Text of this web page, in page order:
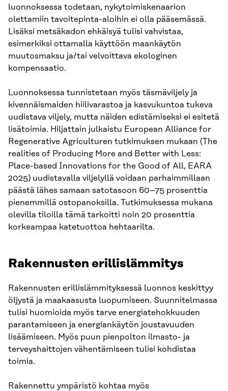
luonnoksessa todetaan, nykytoimiskenaarion
olettamiin tavoitepinta-aloihin ei olla pääsemässä.
Lisäksi metsäkadon ehkäisyä tulisi vahvistaa,
esimerkiksi ottamalla käyttöön maankäytön
muutosmaksu ja/tai velvoittava ekologinen
kompensaatio.
Luonnoksessa tunnistetaan myös täsmäviljely ja
kivennäismaiden hiilivarastoa ja kasvukuntoa tukeva
uudistava viljely, mutta näiden edistämiseksi ei esitetä
lisätoimia. Hiljattain julkaistu European Alliance for
Regenerative Agriculturen tutkimuksen mukaan (The
realities of Producing More and Better with Less:
Place-based Innovations for the Good of All, EARA
2025) uudistavalla viljelyllä voidaan parhaimmillaan
päästä lähes samaan satotasoon 60–75 prosenttia
pienemmillä ostopanoksilla. Tutkimuksessa mukana
olevilla tiloilla tämä tarkoitti noin 20 prosenttia
korkeampaa katetuottoa hehtaarilta.
Rakennusten erillislämmitys
Rakennusten erillislämmityksessä luonnos keskittyy
öljystä ja maakaasusta luopumiseen. Suunnitelmassa
tulisi huomioida myös tarve energiatehokkuuden
parantamiseen ja energiankäytön joustavuuden
lisäämiseen. Myös puun pienpolton ilmasto- ja
terveyshaittojen vähentämiseen tulisi kohdistaa
toimia.
Rakennettu ympäristö kohtaa myös